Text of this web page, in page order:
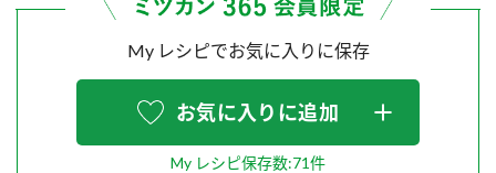
スペシャルサイト
お酢を知ろう！
すしラボ
各部門が大切にしていること
販売終了製品のご案内
よくあるご質問
My レシピでお気に入りに保存
お気に入りに追加
My レシピ保存数:71件